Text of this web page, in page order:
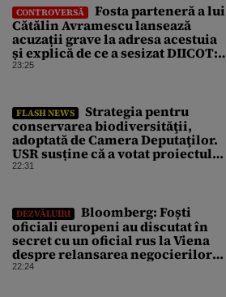
CONTROVERSĂ
Fosta parteneră a lui
Cătălin Avramescu lansează
acuzații grave la adresa acestuia
și explică de ce a sesizat DIICOT:
„Făcea baie complet dezbrăcat cu
23:25
FLASH NEWS
Strategia pentru
conservarea biodiversităţii,
adoptată de Camera Deputaţilor.
USR susține că a votat proiectul
cu amendamentele PSD pentru a
22:31
DEZVĂLUIRI
Bloomberg: Foști
oficiali europeni au discutat în
secret cu un oficial rus la Viena
despre relansarea negocierilor
de pace dintre Ucraina și Rusia
22:24